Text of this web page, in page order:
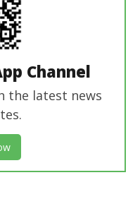
Channel
the latest news